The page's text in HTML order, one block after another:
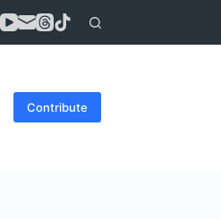
Contribute